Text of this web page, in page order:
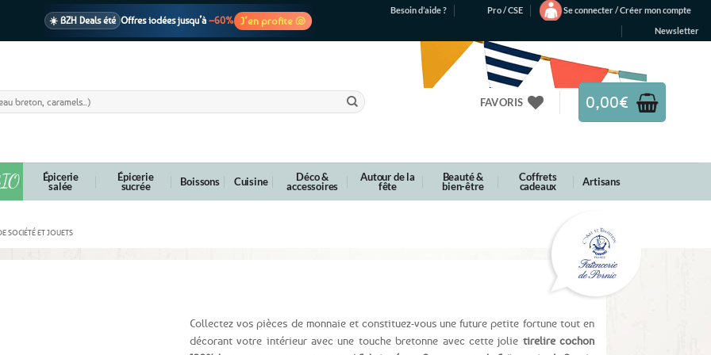
☀️ BZH Deals été Offres iodées jusqu’à –60% J’en profite 🐚
Besoin d’aide ? Pro / CSE
Se connecter / Créer mon compte
Newsletter
FAVORIS 0,00€
Épicerie
salée
Épicerie
sucrée Boissons Cuisine Déco &
accessoires
Autour de la
fête
Beauté &
bien-être
Coffrets
cadeaux Artisans
SOCIÉTÉ ET JOUETS
Collectez vos pièces de monnaie et constituez-vous une future petite fortune tout en
décorant votre intérieur avec une touche bretonne avec cette jolie tirelire cochon